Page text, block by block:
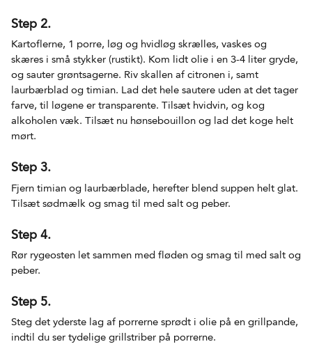
Step 2.
Kartoflerne, 1 porre, løg og hvidløg skrælles, vaskes og
skæres i små stykker (rustikt). Kom lidt olie i en 3-4 liter gryde,
og sauter grøntsagerne. Riv skallen af citronen i, samt
laurbærblad og timian. Lad det hele sautere uden at det tager
farve, til løgene er transparente. Tilsæt hvidvin, og kog
alkoholen væk. Tilsæt nu hønsebouillon og lad det koge helt
mørt.
Step 3.
Fjern timian og laurbærblade, herefter blend suppen helt glat.
Tilsæt sødmælk og smag til med salt og peber.
Step 4.
Rør rygeosten let sammen med fløden og smag til med salt og
peber.
Step 5.
Steg det yderste lag af porrerne sprødt i olie på en grillpande,
indtil du ser tydelige grillstriber på porrerne.